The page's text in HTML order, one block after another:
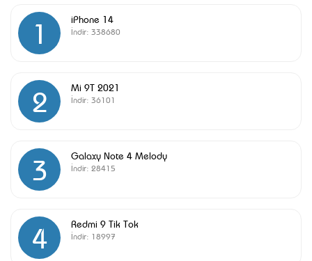
1 iPhone 14
İndir: 338680
2 Mi 9T 2021
İndir: 36101
3 Galaxy Note 4 Melody
İndir: 28415
4 Redmi 9 Tik Tok
İndir: 18997